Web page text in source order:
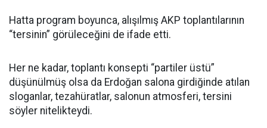
Hatta program boyunca, alışılmış AKP toplantılarının
“tersinin” görüleceğini de ifade etti.
Her ne kadar, toplantı konsepti “partiler üstü”
düşünülmüş olsa da Erdoğan salona girdiğinde atılan
sloganlar, tezahüratlar, salonun atmosferi, tersini
söyler nitelikteydi.